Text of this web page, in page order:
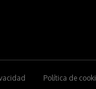
Política de